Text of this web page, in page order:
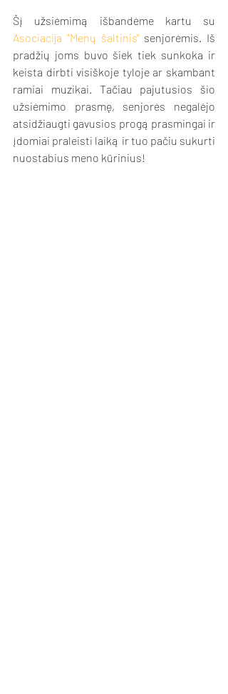
Asociacija "Menų šaltinis" senjorėmis. Iš
pradžių joms buvo šiek tiek sunkoka ir
keista dirbti visiškoje tyloje ar skambant
ramiai muzikai. Tačiau pajutusios šio
užsiėmimo prasmę, senjorės negalėjo
atsidžiaugti gavusios progą prasmingai ir
įdomiai praleisti laiką ir tuo pačiu sukurti
nuostabius meno kūrinius!